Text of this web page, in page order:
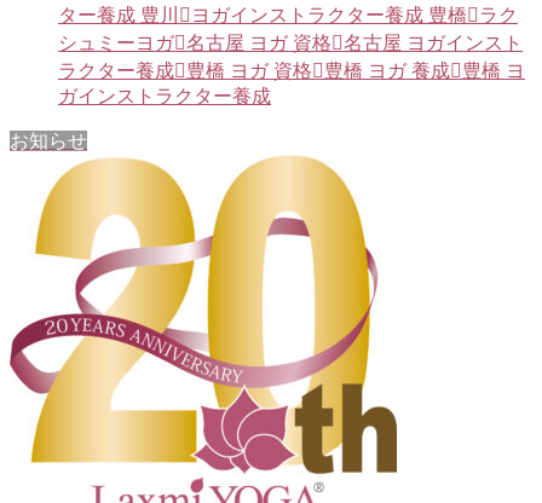
ター養成 豊川
ヨガインストラクター養成 豊橋
ラク
シュミーヨガ 名古屋 ヨガ 資格
名古屋 ヨガインスト
ラクター養成
豊橋 ヨガ 資格 豊橋 ヨガ 養成
豊橋 ヨ
ガインストラクター養成
お知らせ